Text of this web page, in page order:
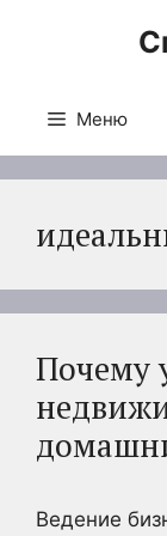
Меню
Почему
Ведение